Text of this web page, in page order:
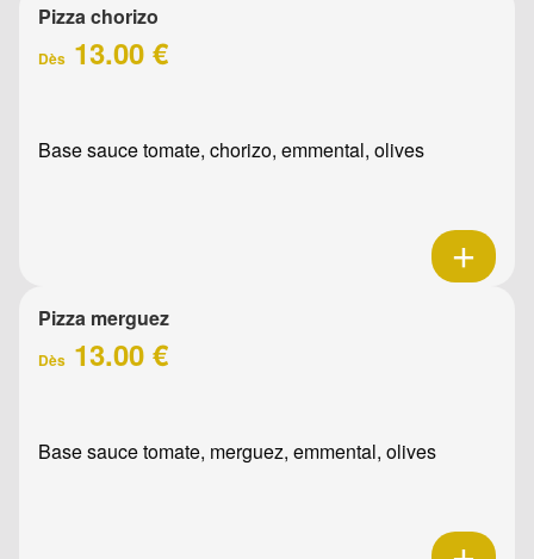
Pizza chorizo
Dès 13.00 €
Base sauce tomate, chorizo, emmental, olives
Pizza merguez
Dès 13.00 €
Base sauce tomate, merguez, emmental, olives